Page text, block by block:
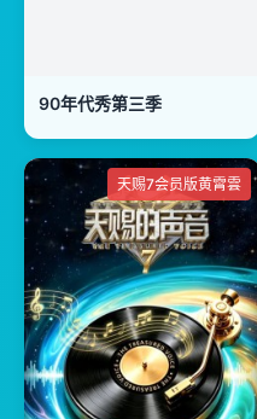
90年代秀第三季
天赐7会员版黄霄雲